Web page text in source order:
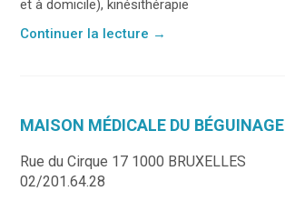
et à domicile), kinésithérapie
Continuer la lecture →
MAISON MÉDICALE DU BÉGUINAGE
Rue du Cirque 17 1000 BRUXELLES
02/201.64.28